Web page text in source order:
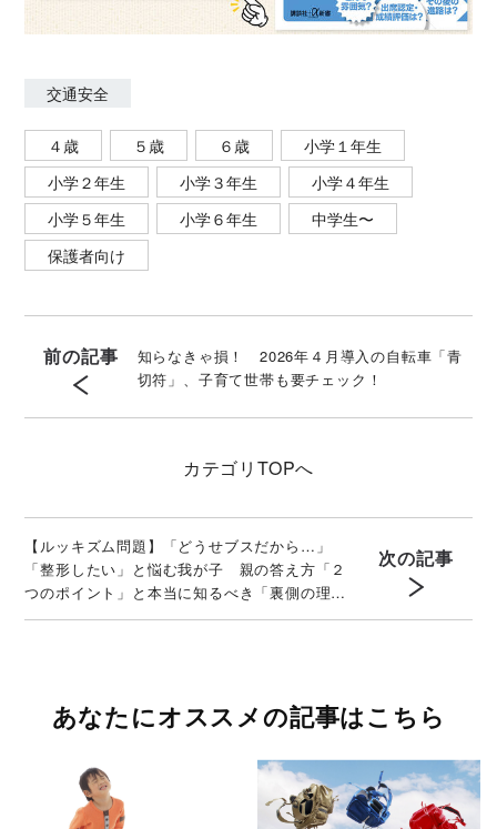
交通安全
４歳 ５歳 ６歳
小学１年生
小学２年生
小学３年生
小学４年生
小学５年生
小学６年生
中学生〜
保護者向け
前の記事
知らなきゃ損！ 2026年４月導入の自転車「青
切符」、子育て世帯も要チェック！
カテゴリ TOPへ
【ルッキズム問題】「どうせブスだから…」
「整形したい」と悩む我が子 親の答え方「２
つのポイント」と本当に知るべき「裏側の理
由」
次の記事
あなたにオススメの記事はこちら